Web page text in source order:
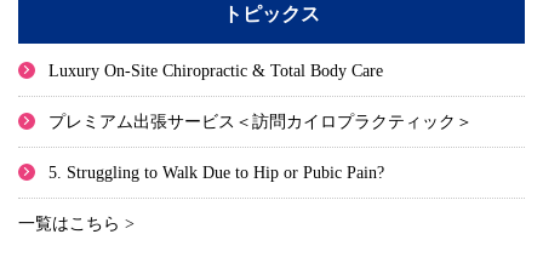
トピックス
Luxury On-Site Chiropractic & Total Body Care
プレミアム出張サービス＜訪問カイロプラクティック＞
5. Struggling to Walk Due to Hip or Pubic Pain?
一覧はこちら >